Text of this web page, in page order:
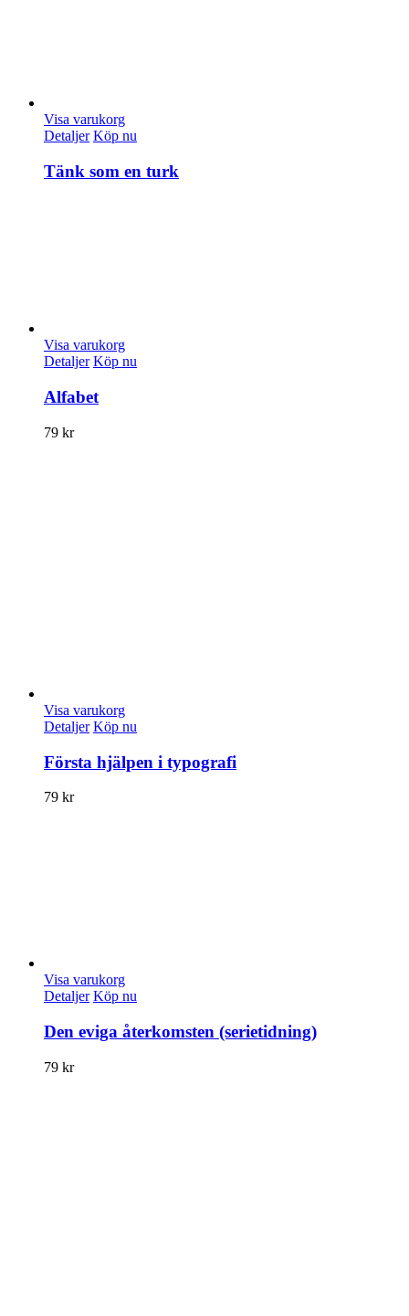
Visa varukorg
Detaljer Köp nu
Tänk som en turk
Visa varukorg
Detaljer Köp nu
Alfabet
79 kr
Visa varukorg
Detaljer Köp nu
Första hjälpen i typografi
79 kr
Visa varukorg
Detaljer Köp nu
Den eviga återkomsten (serietidning)
79 kr